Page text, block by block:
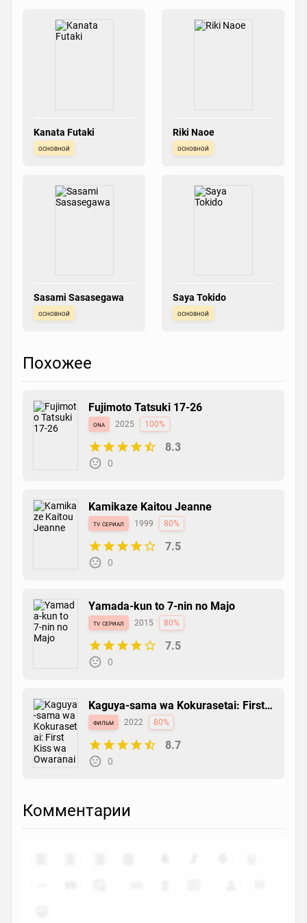
Kanata Futaki
основной
Riki Naoe
основной
Sasami Sasasegawa
основной
Saya Tokido
основной
Похожее
Fujimoto Tatsuki 17-26
ona 2025 100%
8.3
0
Kamikaze Kaitou Jeanne
tv сериал 1999 80%
7.5
0
Yamada-kun to 7-nin no Majo
tv сериал 2015 80%
7.5
0
Kaguya-sama wa Kokurasetai: First
Kiss wa Owaranai
фильм 2022 80%
8.7
0
Комментарии